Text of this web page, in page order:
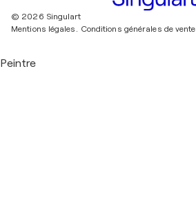
© 2026 Singulart
Mentions légales. Conditions générales de vente
Peintre